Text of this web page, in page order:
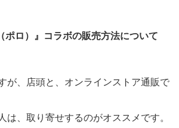
ポロ）』コラボの販売方法について
が、店頭と、オンラインストア通販で
は、取り寄せするのがオススメです。